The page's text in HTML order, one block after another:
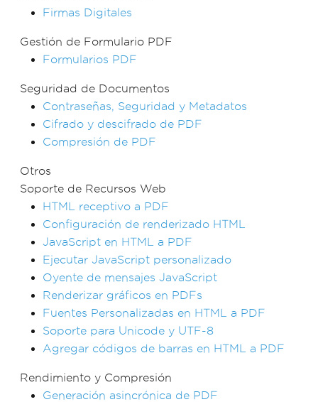
Firmas Digitales
Gestión de Formulario PDF
Formularios PDF
Seguridad de Documentos
Contraseñas, Seguridad y Metadatos
Cifrado y descifrado de PDF
Compresión de PDF
Otros
Soporte de Recursos Web
HTML receptivo a PDF
Configuración de renderizado HTML
JavaScript en HTML a PDF
Ejecutar JavaScript personalizado
Oyente de mensajes JavaScript
Renderizar gráficos en PDFs
Fuentes Personalizadas en HTML a PDF
Soporte para Unicode y UTF-8
Agregar códigos de barras en HTML a PDF
Rendimiento y Compresión
Generación asincrónica de PDF